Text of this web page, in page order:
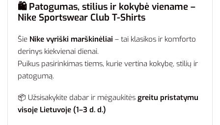
🛍️ Patogumas, stilius ir kokybė viename –
Nike Sportswear Club T-Shirts
Šie Nike vyriški marškinėliai – tai klasikos ir komforto
derinys kiekvienai dienai.
Puikus pasirinkimas tiems, kurie vertina kokybę, stilių ir
patogumą.
📦 Užsisakykite dabar ir mėgaukitės greitu pristatymu
visoje Lietuvoje (1–3 d. d.)